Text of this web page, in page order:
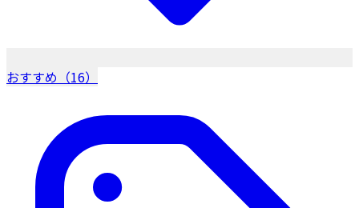
おすすめ（16）